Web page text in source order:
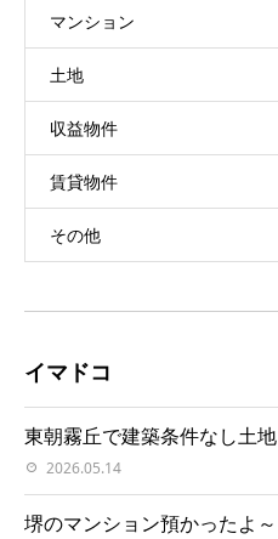
マンション
土地
収益物件
賃貸物件
その他
イマドコ
東朝霧丘で建築条件なし土地
2026.05.14
堺のマンション預かったよ～